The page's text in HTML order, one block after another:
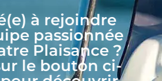
à rejoindre
passionnée
Plaisance ?
le bouton ci-